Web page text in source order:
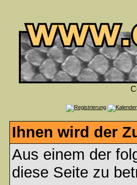
Ihnen wird der
Aus einem der
diese Seite zu